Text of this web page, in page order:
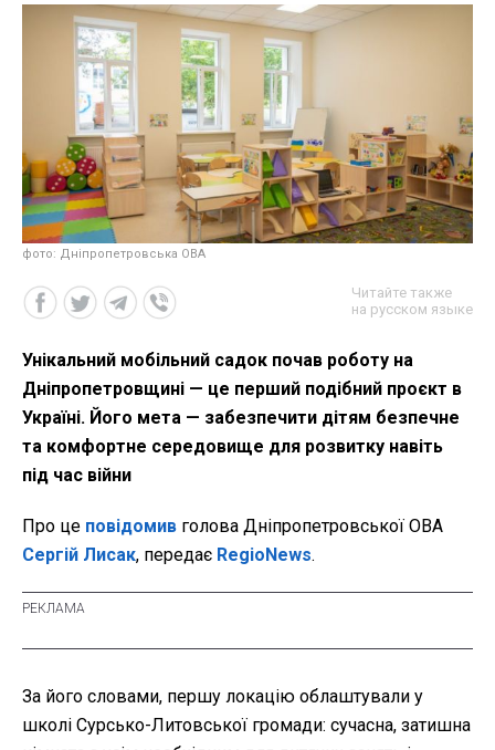
фото: Дніпропетровська ОВА
Читайте также
на русском языке
Унікальний мобільний садок почав роботу на
Дніпропетровщині — це перший подібний проєкт в
Україні. Його мета — забезпечити дітям безпечне
та комфортне середовище для розвитку навіть
під час війни
Про це повідомив голова Дніпропетровської ОВА
Сергій Лисак, передає RegioNews.
За його словами, першу локацію облаштували у
школі Сурсько-Литовської громади: сучасна, затишна